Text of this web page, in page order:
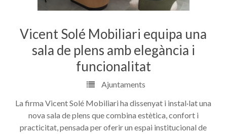
Vicent Solé Mobiliari equipa una
sala de plens amb elegància i
funcionalitat
Ajuntaments
La firma Vicent Solé Mobiliari ha dissenyat i instal·lat una
nova sala de plens que combina estètica, confort i
practicitat, pensada per oferir un espai institucional de